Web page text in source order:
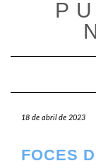
18 de abril de 2023
FOCES